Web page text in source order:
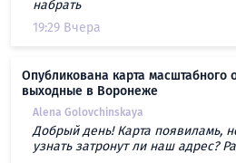
набрать
19:29 Вчера
Опубликована карта масштабного
выходные в Воронеже
Alena Golovchinskaya
Добрый день! Карта появиламь,
узнать затронут ли наш адрес?